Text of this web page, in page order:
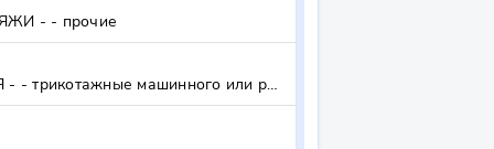
- - прочие
ОДЕЯЛА И ПЛЕДЫ ДОРОЖНЫЕ ПРОЧИЕ ТРИКОТАЖНЫЕ МАШИННОГО ИЛИ РУЧНОГО ВЯЗАНИЯ - - трикотажные машинного или ручного вязания